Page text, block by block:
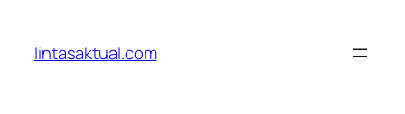
konten
lintasaktual.com